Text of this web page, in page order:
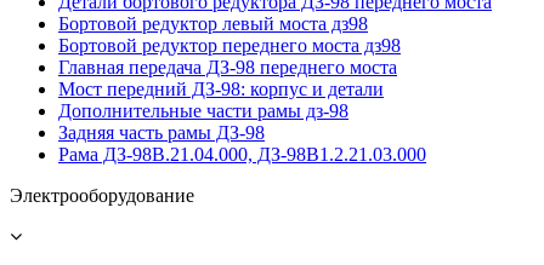
Бортовой редуктор левый моста дз98
Бортовой редуктор переднего моста дз98
Главная передача ДЗ-98 переднего моста
Мост передний ДЗ-98: корпус и детали
Дополнительные части рамы дз-98
Задняя часть рамы ДЗ-98
Рама ДЗ-98В.21.04.000, ДЗ-98В1.2.21.03.000
Электрооборудование